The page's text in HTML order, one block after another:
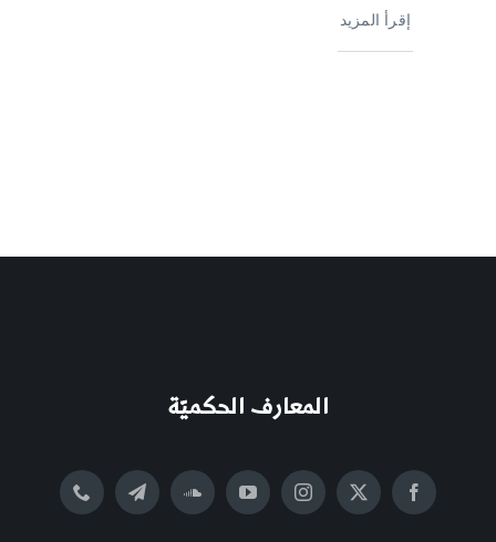
إقرأ المزيد
المعارف الحكميّة